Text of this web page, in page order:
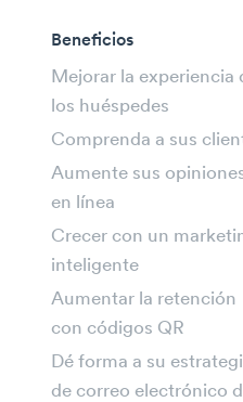
Beneficios
Mejorar la experiencia
los huéspedes
Comprenda a sus
Aumente sus
en línea
Crecer con un
inteligente
Aumentar la retención
con códigos QR
Dé forma a su
de correo electrónico